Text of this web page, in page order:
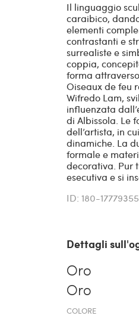
Il linguaggio
caraibico,
elementi
contrastanti e
surrealiste e
coppia,
forma
Oiseaux de feu
Wifredo Lam,
influenzata
di Albissola. Le
dell’artista, in
dinamiche. La
formale e
decorativa. Pur
esecutiva e si
ID: 180-
Dettagli
Oro
Oro
COLORE